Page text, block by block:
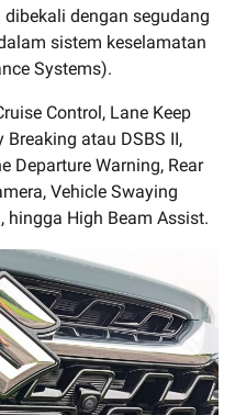
dengan segudang
sistem keselamatan
Systems).
Control, Lane Keep
atau DSBS II,
Departure Warning, Rear
Vehicle Swaying
hingga High Beam Assist.